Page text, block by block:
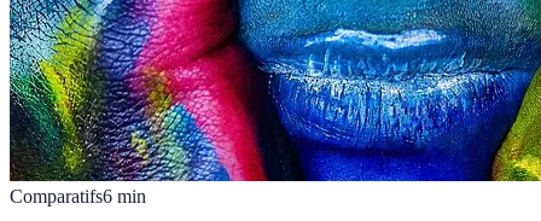
Comparatifs6 min